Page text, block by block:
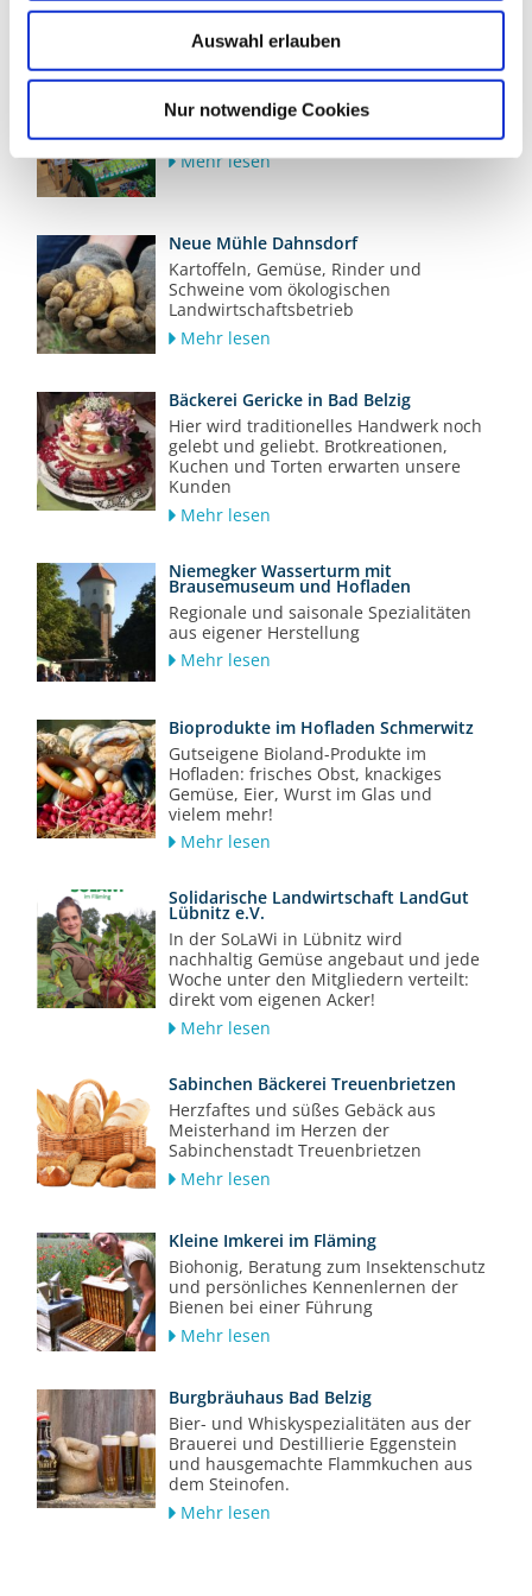
Auswahl erlauben
Nur notwendige Cookies
Mehr lesen
LandMarkt Bad Belzig eG
BIOLADEN und BISTRO mit regionalen
Spezialitäten
Mehr lesen
Neue Mühle Dahnsdorf
Kartoffeln, Gemüse, Rinder und
Schweine vom ökologischen
Landwirtschaftsbetrieb
Mehr lesen
Bäckerei Gericke in Bad Belzig
Hier wird traditionelles Handwerk noch
gelebt und geliebt. Brotkreationen,
Kuchen und Torten erwarten unsere
Kunden
Mehr lesen
Niemegker Wasserturm mit
Brausemuseum und Hofladen
Regionale und saisonale Spezialitäten
aus eigener Herstellung
Mehr lesen
Bioprodukte im Hofladen Schmerwitz
Gutseigene Bioland-Produkte im
Hofladen: frisches Obst, knackiges
Gemüse, Eier, Wurst im Glas und
vielem mehr!
Mehr lesen
Solidarische Landwirtschaft LandGut
Lübnitz e.V.
In der SoLaWi in Lübnitz wird
nachhaltig Gemüse angebaut und jede
Woche unter den Mitgliedern verteilt:
direkt vom eigenen Acker!
Mehr lesen
Sabinchen Bäckerei Treuenbrietzen
Herzfaftes und süßes Gebäck aus
Meisterhand im Herzen der
Sabinchenstadt Treuenbrietzen
Mehr lesen
Kleine Imkerei im Fläming
Biohonig, Beratung zum Insektenschutz
und persönliches Kennenlernen der
Bienen bei einer Führung
Mehr lesen
Burgbräuhaus Bad Belzig
Bier- und Whiskyspezialitäten aus der
Brauerei und Destillierie Eggenstein
und hausgemachte Flammkuchen aus
dem Steinofen.
Mehr lesen